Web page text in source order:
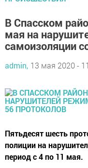
В Спасском
мая на
самоизоляции
admin, 13 мая 2020 -
Пятьдесят шесть
полиции на
период с 4 по 11 мая.